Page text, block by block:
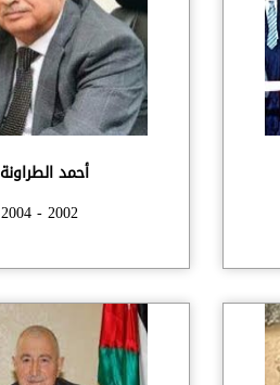
أحمد الطراونة
2002 - 2004